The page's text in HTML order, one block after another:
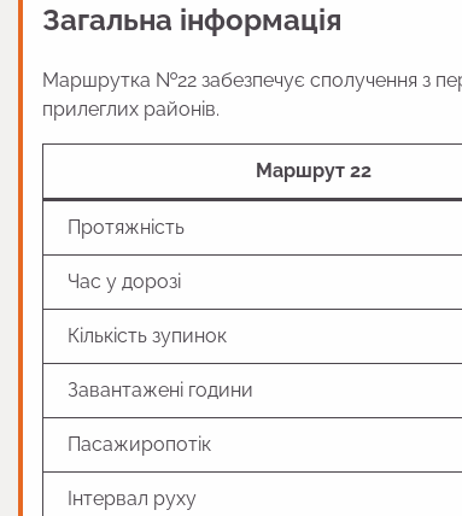
Загальна інформація
Маршрутка №22 забезпечує сполучення з
прилеглих районів.
Маршрут 22
Протяжність
Час у дорозі
Кількість зупинок
Завантажені години
Пасажиропотік
Інтервал руху